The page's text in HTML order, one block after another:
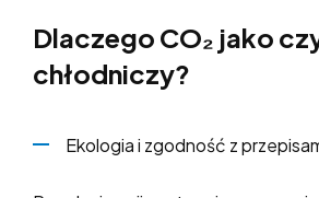
Dlaczego CO₂ jako
chłodniczy?
Ekologia i zgodność z